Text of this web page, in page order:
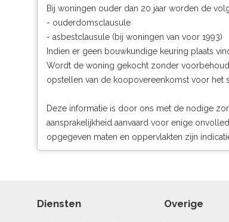
Bij woningen ouder dan 20 jaar worden de
- ouderdomsclausule
- asbestclausule (bij woningen van voor 1993)
Indien er geen bouwkundige keuring plaats
Wordt de woning gekocht zonder voorbehoud
opstellen van de koopovereenkomst voor het
Deze informatie is door ons met de nodige
aansprakelijkheid aanvaard voor enige
opgegeven maten en oppervlakten zijn
Diensten Overige